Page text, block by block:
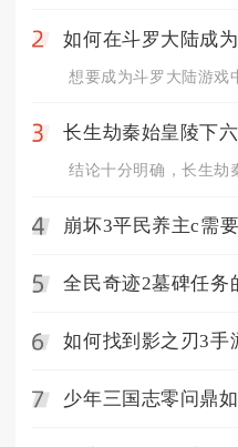
2 如何在斗罗大陆成
3 长生劫秦始皇陵下
4 崩坏3平民养主c需
5 全民奇迹2墓碑任务
6 如何找到影之刃3手
7 少年三国志零问鼎